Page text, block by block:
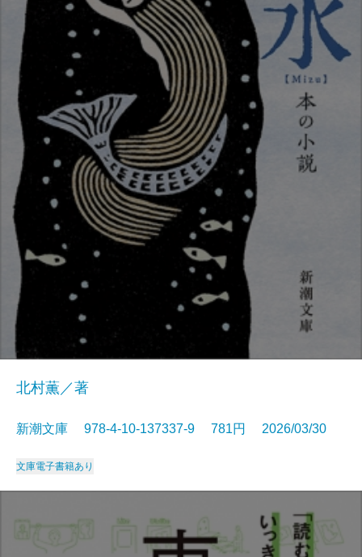
北村薫／著
新潮文庫 978-4-10-137337-9 781円 2026/03/30
文庫電子書籍あり